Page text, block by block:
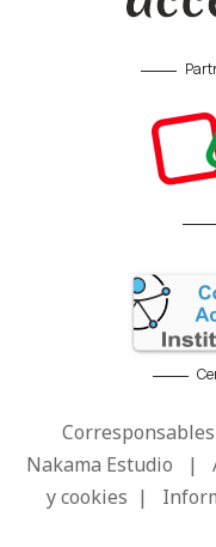
Nakama Estudio |
y cookies |